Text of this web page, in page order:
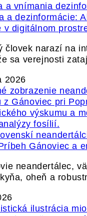
a dezinformácie:
v digitálnom
človek narazí na
sa verejnosti
2026
Gánoviec a
neandertálec,
oheň a